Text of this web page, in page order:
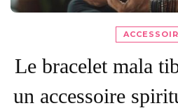
Le bracelet mala
un accessoire